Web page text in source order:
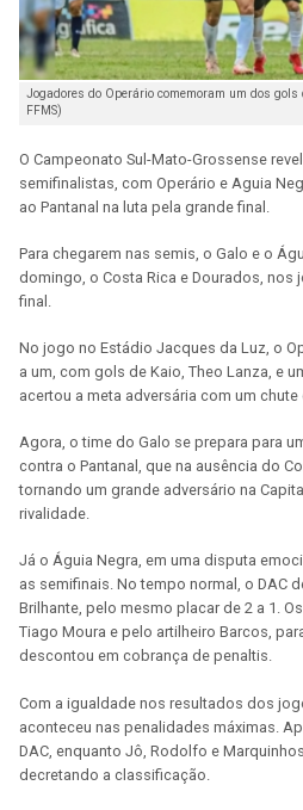
Jogadores do Operário comemoram um dos
FFMS)
O Campeonato Sul-Mato-Grossense
semifinalistas, com Operário e Aguia
ao Pantanal na luta pela grande final.
Para chegarem nas semis, o Galo e o
domingo, o Costa Rica e Dourados,
final.
No jogo no Estádio Jacques da Luz, o
a um, com gols de Kaio, Theo Lanza, e
acertou a meta adversária com um
Agora, o time do Galo se prepara para
contra o Pantanal, que na ausência do
tornando um grande adversário na
rivalidade.
Já o Águia Negra, em uma disputa
as semifinais. No tempo normal, o DAC
Brilhante, pelo mesmo placar de 2 a 1.
Tiago Moura e pelo artilheiro Barcos,
descontou em cobrança de penaltis.
Com a igualdade nos resultados dos
aconteceu nas penalidades máximas.
DAC, enquanto Jô, Rodolfo e
decretando a classificação.